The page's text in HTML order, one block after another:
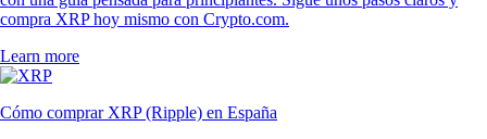
compra XRP hoy mismo con Crypto.com.
Learn more
Cómo comprar XRP (Ripple) en España